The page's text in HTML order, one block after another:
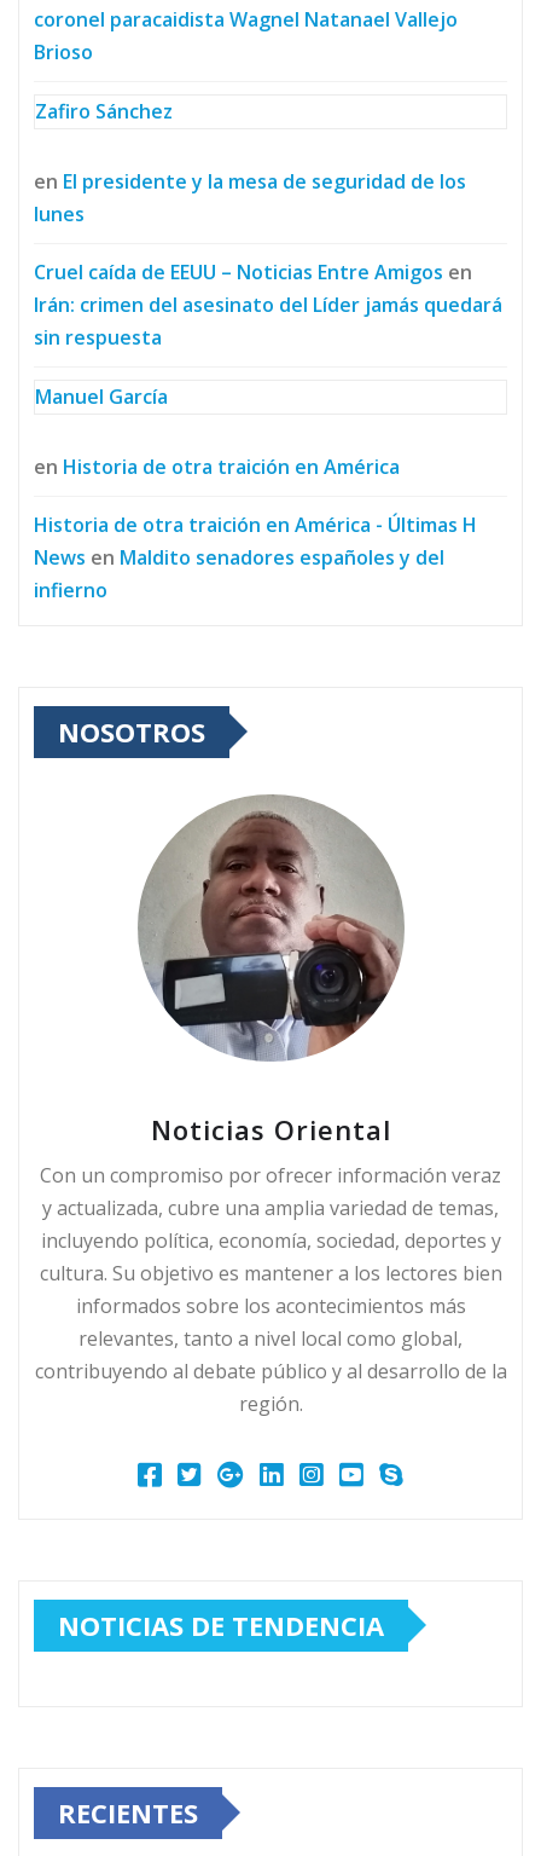
coronel paracaidista Wagnel Natanael Vallejo
Brioso
Zafiro Sánchez
en El presidente y la mesa de seguridad de los
lunes
Cruel caída de EEUU – Noticias Entre Amigos en
Irán: crimen del asesinato del Líder jamás quedará
sin respuesta
Manuel García
en Historia de otra traición en América
Historia de otra traición en América - Últimas H
News en Maldito senadores españoles y del
infierno
NOSOTROS
Noticias Oriental
Con un compromiso por ofrecer información veraz
y actualizada, cubre una amplia variedad de temas,
incluyendo política, economía, sociedad, deportes y
cultura. Su objetivo es mantener a los lectores bien
informados sobre los acontecimientos más
relevantes, tanto a nivel local como global,
contribuyendo al debate público y al desarrollo de la
región.
NOTICIAS DE TENDENCIA
RECIENTES